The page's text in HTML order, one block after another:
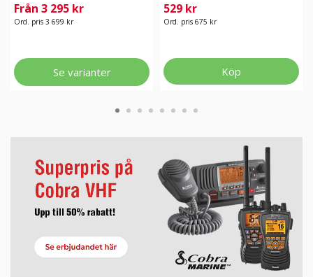
Från 3 295 kr
Ord. pris 3 699 kr
Se varianter
529 kr
Ord. pris 675 kr
Köp